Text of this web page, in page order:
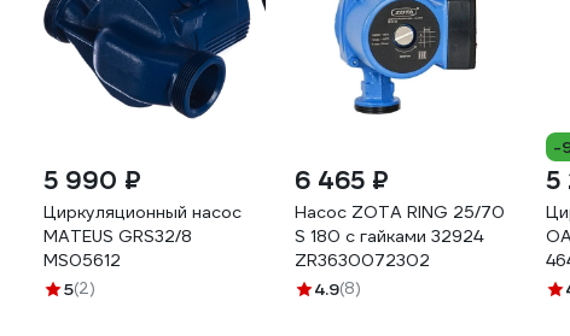
5 990 ₽
Циркуляционный насос
MATEUS GRS32/8
MS05612
5(2)
6 465 ₽
Насос ZOTA RING 25/70
S 180 с гайками 32924
ZR3630072302
4.9(8)
-
5